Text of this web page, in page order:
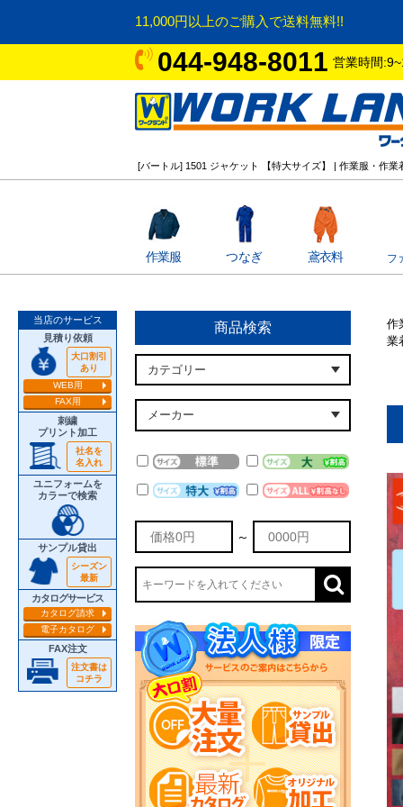
11,000円以上のご購入で送料無料!!
044-948-8011 営業時間
[バートル] 1501 ジャケット 【特大サイズ】 | 作業服・作
作業服 つなぎ 鳶衣料 フ
当店のサービス
見積り依頼
大口割引
あり
WEB用
FAX用
刺繍
プリント加工
社名を
名入れ
ユニフォームを
カラーで検索
サンプル貸出
シーズン
最新
カタログサービス
カタログ請求
電子カタログ
FAX注文
注文書は
コチラ
商品検索
～
作
業